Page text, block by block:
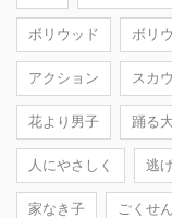
ボリウッド ボリ
アクション スカ
花より男子 踊る
人にやさしく 逃
家なき子 ごくせん